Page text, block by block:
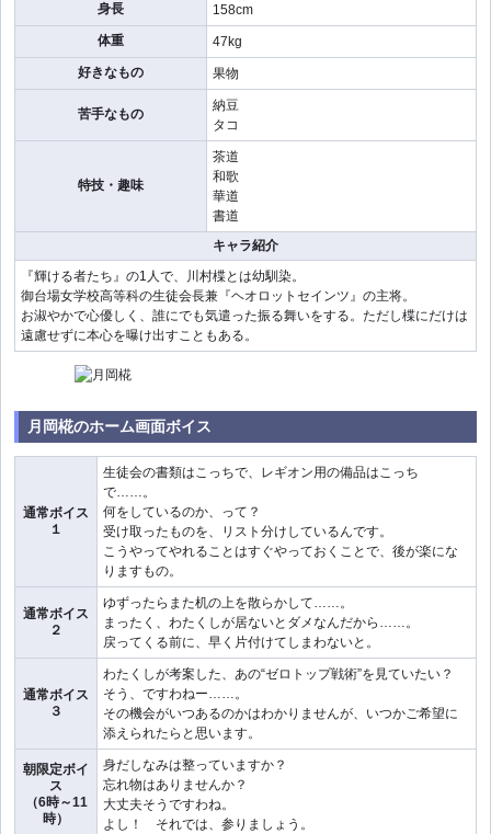
身長
158cm
体重
47kg
好きなもの
果物
苦手なもの
納豆
タコ
特技・趣味
茶道
和歌
華道
書道
キャラ紹介
『輝ける者たち』の1人で、川村楪とは幼馴染。
御台場女学校高等科の生徒会長兼『ヘオロットセインツ』の主将。
お淑やかで心優しく、誰にでも気遣った振る舞いをする。ただし楪にだけは
遠慮せずに本心を曝け出すこともある。
月岡椛のホーム画面ボイス
通常ボイス
１
生徒会の書類はこっちで、レギオン用の備品はこっち
で……。
何をしているのか、って？
受け取ったものを、リスト分けしているんです。
こうやってやれることはすぐやっておくことで、後が楽にな
りますもの。
通常ボイス
２
ゆずったらまた机の上を散らかして……。
まったく、わたくしが居ないとダメなんだから……。
戻ってくる前に、早く片付けてしまわないと。
通常ボイス
３
わたくしが考案した、あの“ゼロトップ戦術”を見ていたい？
そう、ですわねー……。
その機会がいつあるのかはわかりませんが、いつかご希望に
添えられたらと思います。
朝限定ボイ
ス
（6時～11
時）
身だしなみは整っていますか？
忘れ物はありませんか？
大丈夫そうですわね。
よし！ それでは、参りましょう。